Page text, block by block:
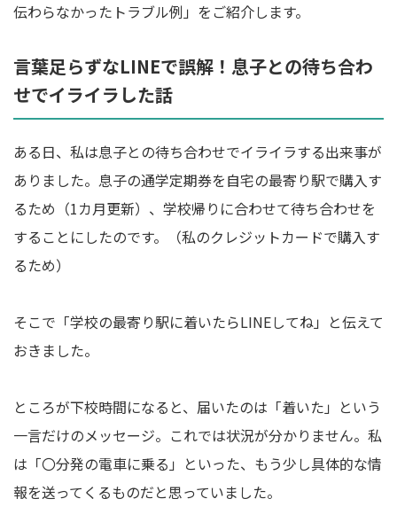
伝わらなかったトラブル例」をご紹介します。
言葉足らずなLINEで誤解！息子との待ち合わ
せでイライラした話
ある日、私は息子との待ち合わせでイライラする出来事が
ありました。息子の通学定期券を自宅の最寄り駅で購入す
るため（1カ月更新）、学校帰りに合わせて待ち合わせを
することにしたのです。（私のクレジットカードで購入す
るため）
そこで「学校の最寄り駅に着いたらLINEしてね」と伝えて
おきました。
ところが下校時間になると、届いたのは「着いた」という
一言だけのメッセージ。これでは状況が分かりません。私
は「〇分発の電車に乗る」といった、もう少し具体的な情
報を送ってくるものだと思っていました。